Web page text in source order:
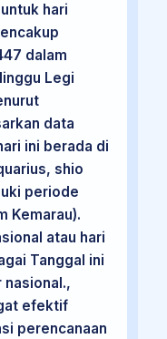
hari
dalam
Legi
data
ini berada di
shio
periode
Kemarau).
atau hari
Tanggal ini
nasional.,
efektif
perencanaan